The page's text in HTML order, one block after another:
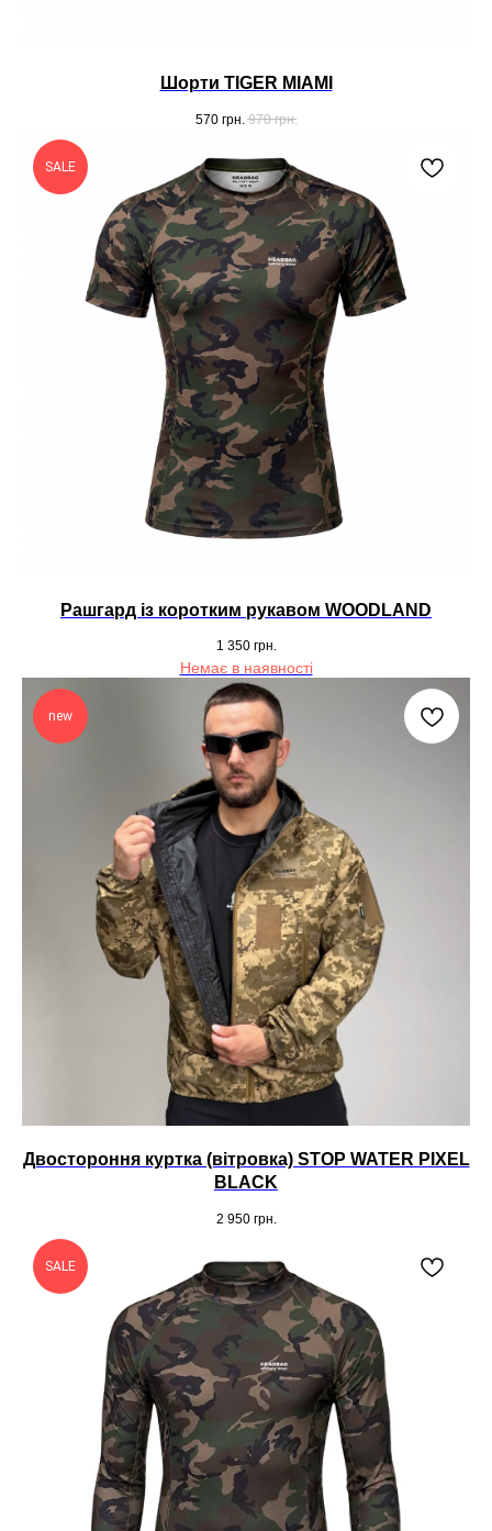
Шорти TIGER MIAMI
570 грн. 970 грн.
SALE
Рашгард із коротким рукавом WOODLAND
1 350 грн.
Немає в наявності
new
Двостороння куртка (вітровка) STOP WATER PIXEL
BLACK
2 950 грн.
SALE